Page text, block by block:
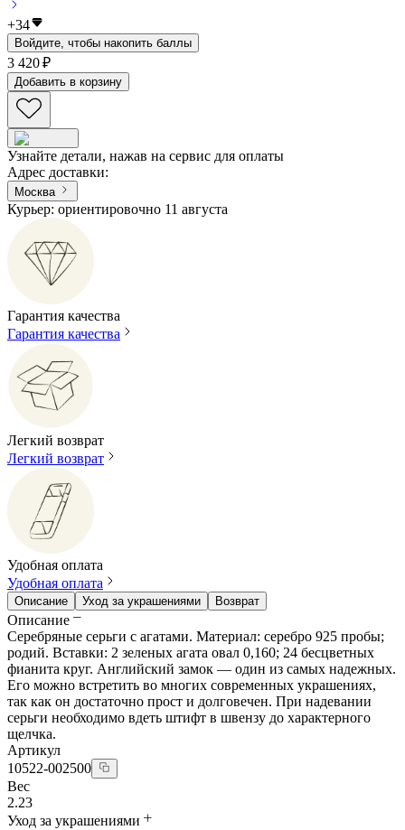
+34
Войдите, чтобы накопить баллы
3 420 ₽
Добавить в корзину
Узнайте детали, нажав на сервис для оплаты
Адрес доставки:
Москва
Курьер: ориентировочно 11 августа
Гарантия качества
Гарантия качества
Легкий возврат
Легкий возврат
Удобная оплата
Удобная оплата
Описание Уход за украшениями Возврат
Описание
Серебряные серьги с агатами. Материал: серебро 925 пробы;
родий. Вставки: 2 зеленых агата овал 0,160; 24 бесцветных
фианита круг. Английский замок — один из самых надежных.
Его можно встретить во многих современных украшениях,
так как он достаточно прост и долговечен. При надевании
серьги необходимо вдеть штифт в швензу до характерного
щелчка.
Артикул
10522-002500
Вес
2.23
Уход за украшениями